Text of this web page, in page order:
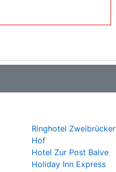
Ringhotel Zweibrücker
Hof
Hotel Zur Post Balve
Holiday Inn Express